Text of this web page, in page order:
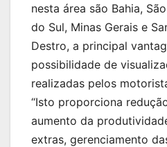
nesta área são Bahia,
do Sul, Minas Gerais e
Destro, a principal
possibilidade de
realizadas pelos
“Isto proporciona
aumento da
extras, gerenciamento